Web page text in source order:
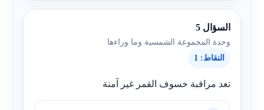
السؤال 5
وحدة المجموعة الشمسية وما وراءها
النقاط: 1
تعد مراقبة خسوف القمر غير آمنة